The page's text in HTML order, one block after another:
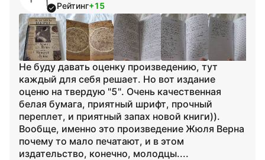
Рейтинг+15
Не буду давать оценку произведению, тут
каждый для себя решает. Но вот издание
оценю на твердую "5". Очень качественная
белая бумага, приятный шрифт, прочный
переплет, и приятный запах новой книги)).
Вообще, именно это произведение Жюля Верна
почему то мало печатают, и в этом
издательство, конечно, молодцы....